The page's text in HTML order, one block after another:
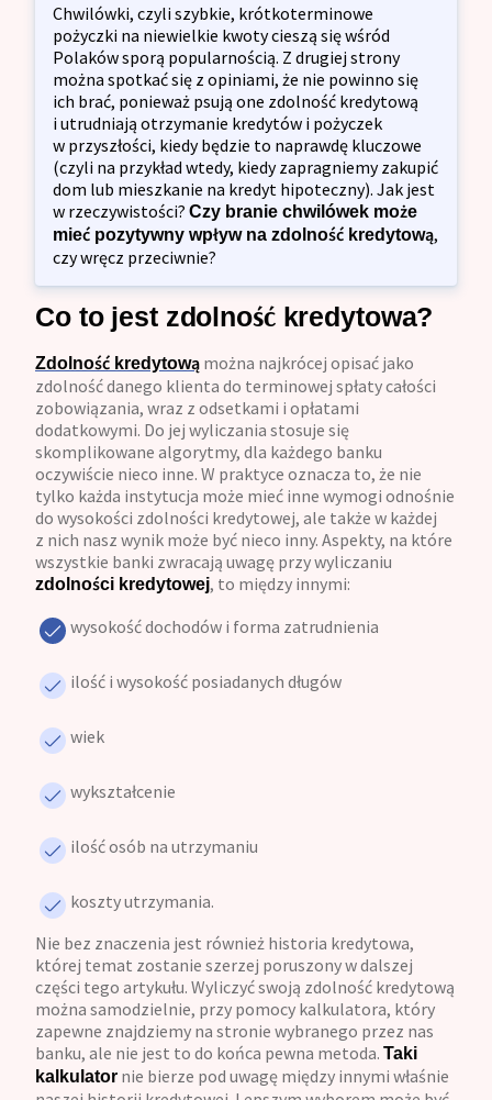
Chwilówki, czyli szybkie, krótkoterminowe
pożyczki na niewielkie kwoty cieszą się wśród
Polaków sporą popularnością. Z drugiej strony
można spotkać się z opiniami, że nie powinno się
ich brać, ponieważ psują one zdolność kredytową
i utrudniają otrzymanie kredytów i pożyczek
w przyszłości, kiedy będzie to naprawdę kluczowe
(czyli na przykład wtedy, kiedy zapragniemy zakupić
dom lub mieszkanie na kredyt hipoteczny). Jak jest
w rzeczywistości? Czy branie chwilówek może
mieć pozytywny wpływ na zdolność kredytową,
czy wręcz przeciwnie?
Co to jest zdolność kredytowa?
Zdolność kredytową można najkrócej opisać jako
zdolność danego klienta do terminowej spłaty całości
zobowiązania, wraz z odsetkami i opłatami
dodatkowymi. Do jej wyliczania stosuje się
skomplikowane algorytmy, dla każdego banku
oczywiście nieco inne. W praktyce oznacza to, że nie
tylko każda instytucja może mieć inne wymogi odnośnie
do wysokości zdolności kredytowej, ale także w każdej
z nich nasz wynik może być nieco inny. Aspekty, na które
wszystkie banki zwracają uwagę przy wyliczaniu
zdolności kredytowej, to między innymi:
wysokość dochodów i forma zatrudnienia
ilość i wysokość posiadanych długów
wiek
wykształcenie
ilość osób na utrzymaniu
koszty utrzymania.
Nie bez znaczenia jest również historia kredytowa,
której temat zostanie szerzej poruszony w dalszej
części tego artykułu. Wyliczyć swoją zdolność kredytową
można samodzielnie, przy pomocy kalkulatora, który
zapewne znajdziemy na stronie wybranego przez nas
banku, ale nie jest to do końca pewna metoda. Taki
kalkulator nie bierze pod uwagę między innymi właśnie